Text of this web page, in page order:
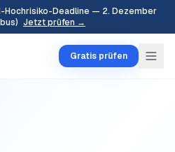
Hochrisiko-Deadline — 2. Dezember
Jetzt prüfen →
Gratis prüfen